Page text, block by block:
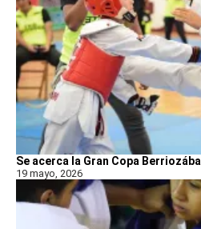
Se acerca la Gran Copa Berriozábal
19 mayo, 2026